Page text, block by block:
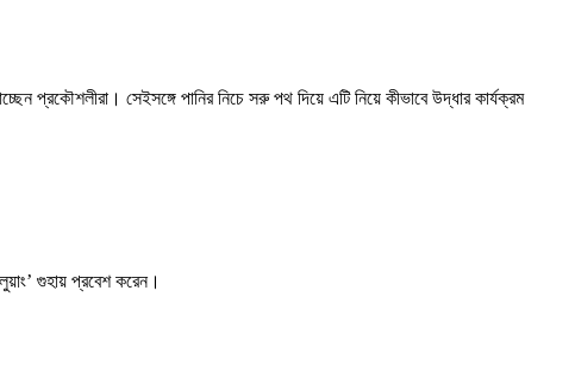
প্রকৌশলীরা। সেইসঙ্গে পানির নিচে সরু পথ দিয়ে এটি নিয়ে কীভাবে উদ্ধার কার্যক্রম
গুহায় প্রবেশ করেন।